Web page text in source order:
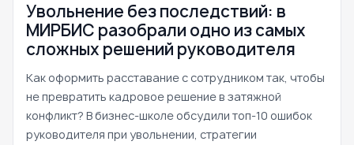
Увольнение без последствий: в
МИРБИС разобрали одно из самых
сложных решений руководителя
Как оформить расставание с сотрудником так, чтобы
не превратить кадровое решение в затяжной
конфликт? В бизнес-школе обсудили топ-10 ошибок
руководителя при увольнении, стратегии